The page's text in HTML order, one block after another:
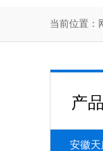
当前位置：
产
安徽天